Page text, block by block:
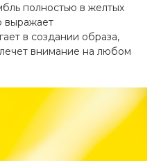
полностью в желтых
выражает
в создании образа,
внимание на любом